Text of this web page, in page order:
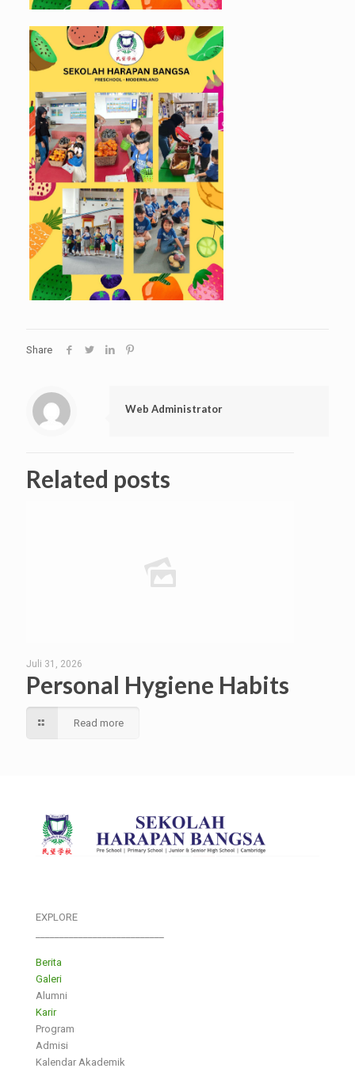
Share
Web Administrator
Related posts
Juli 31, 2026
Personal Hygiene Habits
Read more
EXPLORE
Berita
Galeri
Alumni
Karir
Program
Admisi
Kalendar Akademik